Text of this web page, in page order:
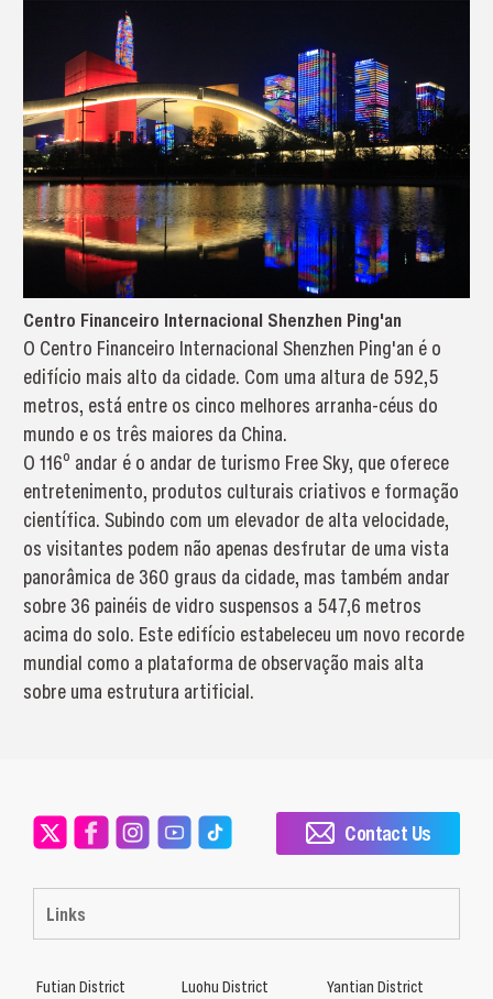
Centro Financeiro Internacional Shenzhen Ping'an
O Centro Financeiro Internacional Shenzhen Ping'an é o
edifício mais alto da cidade. Com uma altura de 592,5
metros, está entre os cinco melhores arranha-céus do
mundo e os três maiores da China.
O 116º andar é o andar de turismo Free Sky, que oferece
entretenimento, produtos culturais criativos e formação
científica. Subindo com um elevador de alta velocidade,
os visitantes podem não apenas desfrutar de uma vista
panorâmica de 360 graus da cidade, mas também andar
sobre 36 painéis de vidro suspensos a 547,6 metros
acima do solo. Este edifício estabeleceu um novo recorde
mundial como a plataforma de observação mais alta
sobre uma estrutura artificial.
Links
Contact Us
Futian District Luohu District Yantian District